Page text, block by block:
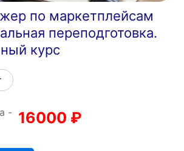
по маркетплейсам
переподготовка.
курс
- 16000 ₽